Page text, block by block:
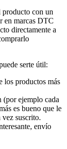
producto con un
en marcas DTC
directamente a
serte útil:
los productos más
(por ejemplo cada
es bueno que le
suscrito.
envío